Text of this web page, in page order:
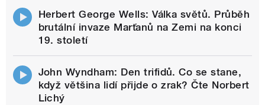
Herbert George Wells: Válka světů. Průběh
brutální invaze Marťanů na Zemi na konci
19. století
John Wyndham: Den trifidů. Co se stane,
když většina lidí přijde o zrak? Čte Norbert
Lichý